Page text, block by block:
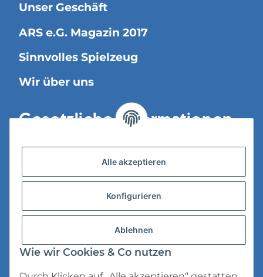
Unser Geschäft
ARS e.G. Magazin 2017
Sinnvolles Spielzeug
Wir über uns
Gesetzliche Informationen
Versandinformationen
Datenschutz
Impressum
Alle akzeptieren
Konfigurieren
Ablehnen
Wie wir Cookies & Co nutzen